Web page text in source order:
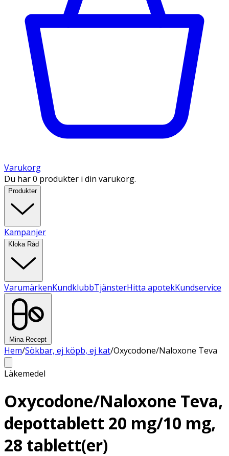
Varukorg
Du har 0 produkter i din varukorg.
Produkter
Kampanjer
Kloka Råd
VarumärkenKundklubbTjänsterHitta apotekKundservice
Mina Recept
Hem/Sökbar, ej köpb, ej kat/Oxycodone/Naloxone Teva
Läkemedel
Oxycodone/Naloxone Teva,
depottablett 20 mg/10 mg,
28 tablett(er)